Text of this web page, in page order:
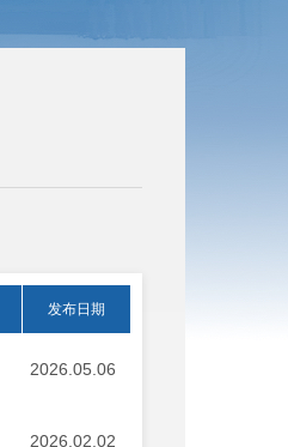
发布日期
2026.05.06
2026.02.02